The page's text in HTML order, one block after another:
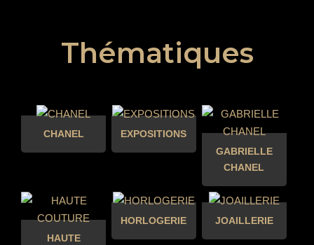
Thématiques
CHANEL
EXPOSITIONS
GABRIELLE
CHANEL
HAUTE
HORLOGERIE JOAILLERIE